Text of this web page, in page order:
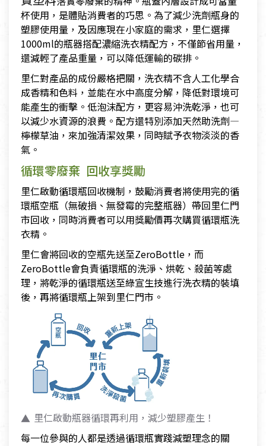
杯使用，是體貼消費者的巧思。為了減少洗劑瓶身的
塑膠使用量，及因應現在小家庭的需求，里仁選擇
1000ml的瓶器搭配濃縮洗衣精配方，不僅節省用量，
還減輕了產品重量，可以降低運輸的碳排。
里仁對產品的成份嚴格把關，洗衣精不含人工化學合
成香精和色料，並能在水中高度分解，降低對環境可
能產生的衝擊。低泡沫配方，更容易沖洗乾淨，也可
以減少水資源的浪費。配方還特別添加天然助洗劑—
檸檬草油，來加強清潔效果，同時賦予衣物淡淡的香
氣。
循環零廢棄 回收享獎勵
里仁啟動循環瓶回收機制，鼓勵消費者將使用完的循
環瓶空瓶（無破損、無發霉的完整瓶器）帶回里仁門
市回收，同時消費者可以用獎勵價再次購買循環瓶洗
衣精。
里仁會將回收的空瓶先送至ZeroBottle，而
ZeroBottle會負責循環瓶的洗淨、烘乾、殺菌等處
理，將乾淨的循環瓶送至綠宣生技進行洗衣精的裝填
後，再將循環瓶上架到里仁門市。
里仁啟動瓶器循環再利用，減少塑膠產生！
每一位參與的人都是透過循環瓶實踐減塑理念的關